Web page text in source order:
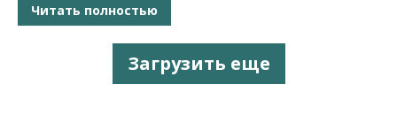
Читать полностью
Загрузить еще